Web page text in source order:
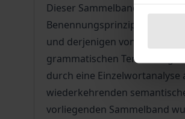
Dieser Sammelband widmet
Benennungsprinzipien nach
und derjenigen von
grammatischen
durch eine
wiederkehrenden
vorliegenden Sammelband